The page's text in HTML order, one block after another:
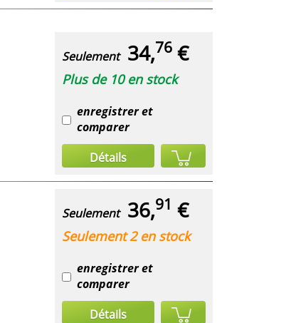
Seulement 34,76 €
Plus de 10 en stock
enregistrer et
comparer
Détails
Seulement 36,91 €
Seulement 2 en stock
enregistrer et
comparer
Détails